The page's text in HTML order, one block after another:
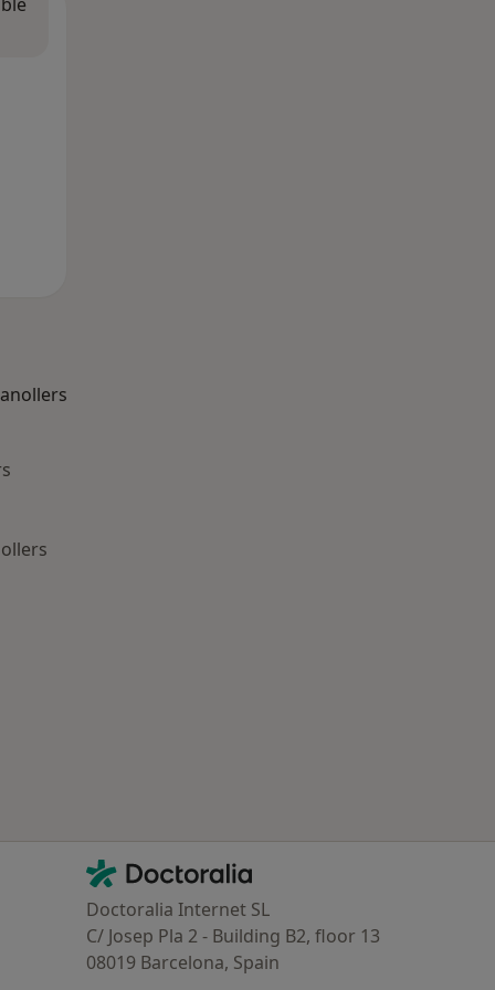
Contacto
Doctoralia - Página de inicio
Doctoralia Internet SL
C/ Josep Pla 2 - Building B2, floor 13
08019 Barcelona, Spain